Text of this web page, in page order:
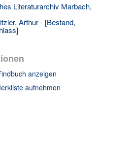
Literaturarchiv Marbach,
Arthur - [Bestand,
anzeigen
aufnehmen